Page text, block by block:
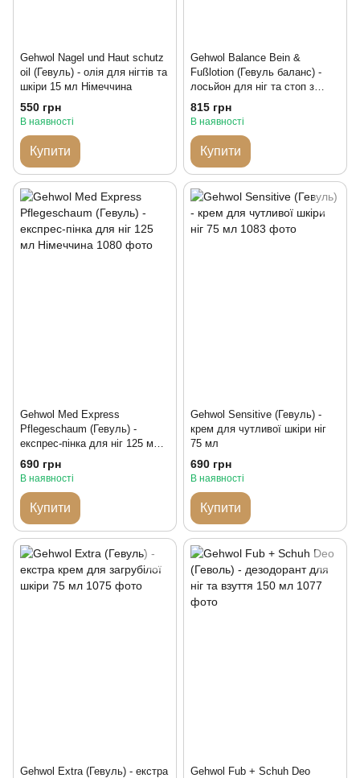
Gehwol Nagel und Haut schutz
oil (Гевуль) - олія для нігтів та
шкіри 15 мл Німеччина
550 грн
В наявності
Купити
Gehwol Balance Bein &
Fußlotion (Гевуль баланс) -
лосьйон для ніг та стоп з
пробіотиком 75 мл Німеччина
815 грн
В наявності
Купити
Gehwol Med Express
Pflegeschaum (Гевуль) -
експрес-пінка для ніг 125 мл
Німеччина
690 грн
В наявності
Купити
Gehwol Sensitive (Гевуль) -
крем для чутливої шкіри ніг
75 мл
690 грн
В наявності
Купити
Gehwol Extra (Гевуль) - екстра
Gehwol Fub + Schuh Deo